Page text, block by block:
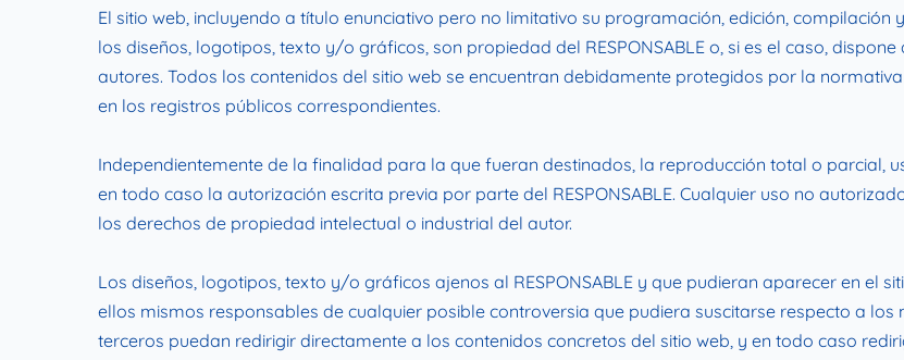
El sitio web, incluyendo a título enunciativo pero no limitativo su programación, edición,
los diseños, logotipos, texto y/o gráficos, son propiedad del RESPONSABLE o, si es el caso,
autores. Todos los contenidos del sitio web se encuentran debidamente protegidos por la
en los registros públicos correspondientes.
Independientemente de la finalidad para la que fueran destinados, la reproducción total o parcial,
en todo caso la autorización escrita previa por parte del RESPONSABLE. Cualquier uso no
los derechos de propiedad intelectual o industrial del autor.
Los diseños, logotipos, texto y/o gráficos ajenos al RESPONSABLE y que pudieran aparecer en el
ellos mismos responsables de cualquier posible controversia que pudiera suscitarse respecto a los
terceros puedan redirigir directamente a los contenidos concretos del sitio web, y en todo caso